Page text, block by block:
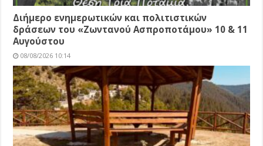
Διήμερο ενημερωτικών και πολιτιστικών
δράσεων του «Ζωντανού Ασπροποτάμου» 10 & 11
Αυγούστου
08/08/2026 10:14